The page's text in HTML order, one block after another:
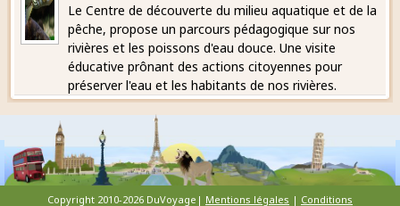
Le Centre de découverte du milieu aquatique et de la
pêche, propose un parcours pédagogique sur nos
rivières et les poissons d'eau douce. Une visite
éducative prônant des actions citoyennes pour
préserver l'eau et les habitants de nos rivières.
Copyright 2010-2026 DuVoyage| Mentions légales | Conditions